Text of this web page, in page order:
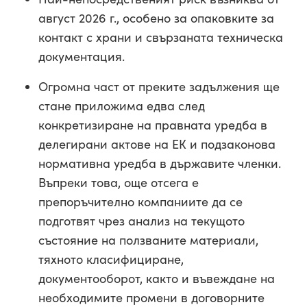
август 2026 г., особено за опаковките за
контакт с храни и свързаната техническа
документация.
Огромна част от преките задължения ще
стане приложима едва след
конкретизиране на правната уредба в
делегирани актове на ЕК и подзаконова
нормативна уредба в държавите членки.
Въпреки това, още отсега е
препоръчително компаниите да се
подготвят чрез анализ на текущото
състояние на ползваните материали,
тяхното класифициране,
документооборот, както и въвеждане на
необходимите промени в договорните